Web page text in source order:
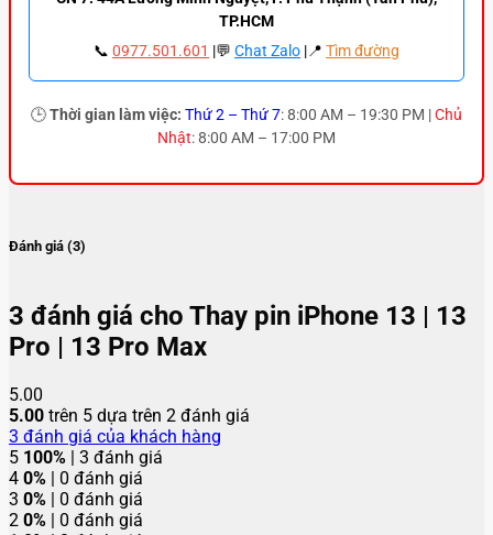
TP.HCM
📞 0977.501.601 |💬 Chat Zalo |📍 Tìm đường
🕒Thời gian làm việc: Thứ 2 – Thứ 7: 8:00 AM – 19:30 PM |Chủ
Nhật: 8:00 AM – 17:00 PM
Đánh giá (3)
3 đánh giá cho Thay pin iPhone 13 | 13
Pro | 13 Pro Max
5.00
5.00 trên 5 dựa trên 2 đánh giá
3 đánh giá của khách hàng
5 100% | 3 đánh giá
4 0% | 0 đánh giá
3 0% | 0 đánh giá
2 0% | 0 đánh giá